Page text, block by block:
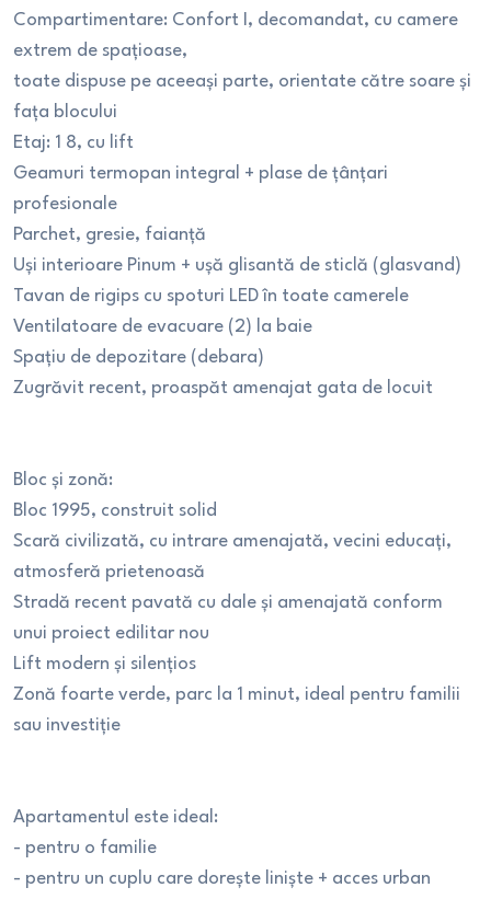
Compartimentare: Confort I, decomandat, cu camere
extrem de spațioase,
toate dispuse pe aceeași parte, orientate către soare și
fața blocului
Etaj: 1 8, cu lift
Geamuri termopan integral + plase de țânțari
profesionale
Parchet, gresie, faianță
Uși interioare Pinum + ușă glisantă de sticlă (glasvand)
Tavan de rigips cu spoturi LED în toate camerele
Ventilatoare de evacuare (2) la baie
Spațiu de depozitare (debara)
Zugrăvit recent, proaspăt amenajat gata de locuit
Bloc și zonă:
Bloc 1995, construit solid
Scară civilizată, cu intrare amenajată, vecini educați,
atmosferă prietenoasă
Stradă recent pavată cu dale și amenajată conform
unui proiect edilitar nou
Lift modern și silențios
Zonă foarte verde, parc la 1 minut, ideal pentru familii
sau investiție
Apartamentul este ideal:
- pentru o familie
- pentru un cuplu care dorește liniște + acces urban